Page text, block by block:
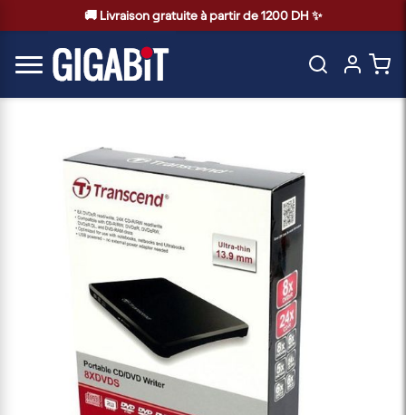
🚚 Livraison gratuite à partir de 1200 DH ✨